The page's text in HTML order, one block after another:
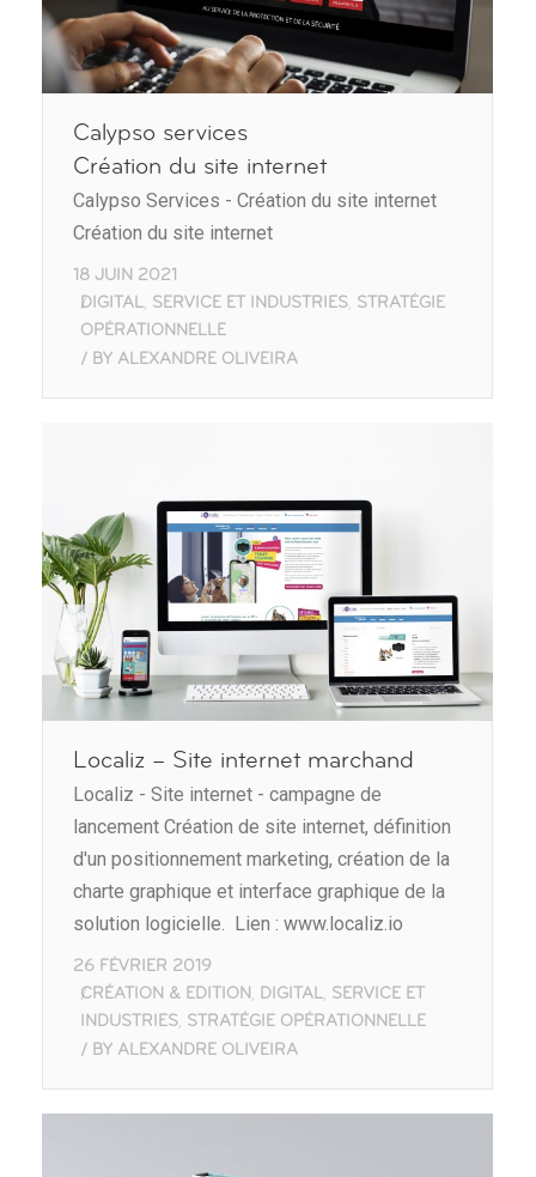
Calypso services
Création du site internet
Calypso Services - Création du site internet
Création du site internet
18 JUIN 2021
DIGITAL, SERVICE ET INDUSTRIES, STRATÉGIE
OPÉRATIONNELLE
BY ALEXANDRE OLIVEIRA
Localiz – Site internet marchand
Localiz - Site internet - campagne de
lancement Création de site internet, définition
d'un positionnement marketing, création de la
charte graphique et interface graphique de la
solution logicielle. Lien : www.localiz.io
26 FÉVRIER 2019
CRÉATION & EDITION, DIGITAL, SERVICE ET
INDUSTRIES, STRATÉGIE OPÉRATIONNELLE
BY ALEXANDRE OLIVEIRA